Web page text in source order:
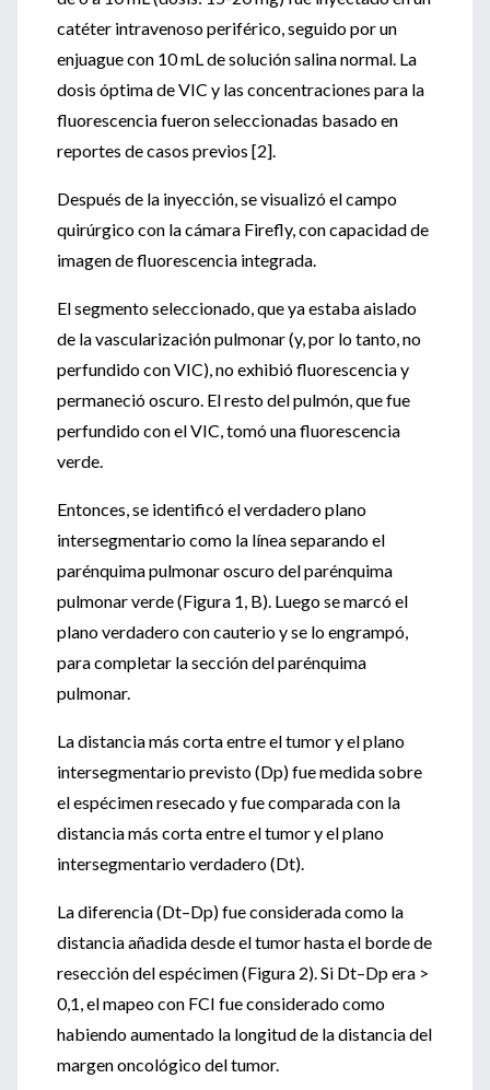
catéter intravenoso periférico, seguido por un
enjuague con 10 mL de solución salina normal. La
dosis óptima de VIC y las concentraciones para la
fluorescencia fueron seleccionadas basado en
reportes de casos previos [2].
Después de la inyección, se visualizó el campo
quirúrgico con la cámara Firefly, con capacidad de
imagen de fluorescencia integrada.
El segmento seleccionado, que ya estaba aislado
de la vascularización pulmonar (y, por lo tanto, no
perfundido con VIC), no exhibió fluorescencia y
permaneció oscuro. El resto del pulmón, que fue
perfundido con el VIC, tomó una fluorescencia
verde.
Entonces, se identificó el verdadero plano
intersegmentario como la línea separando el
parénquima pulmonar oscuro del parénquima
pulmonar verde (Figura 1, B). Luego se marcó el
plano verdadero con cauterio y se lo engrampó,
para completar la sección del parénquima
pulmonar.
La distancia más corta entre el tumor y el plano
intersegmentario previsto (Dp) fue medida sobre
el espécimen resecado y fue comparada con la
distancia más corta entre el tumor y el plano
intersegmentario verdadero (Dt).
La diferencia (Dt–Dp) fue considerada como la
distancia añadida desde el tumor hasta el borde de
resección del espécimen (Figura 2). Si Dt–Dp era >
0,1, el mapeo con FCI fue considerado como
habiendo aumentado la longitud de la distancia del
margen oncológico del tumor.